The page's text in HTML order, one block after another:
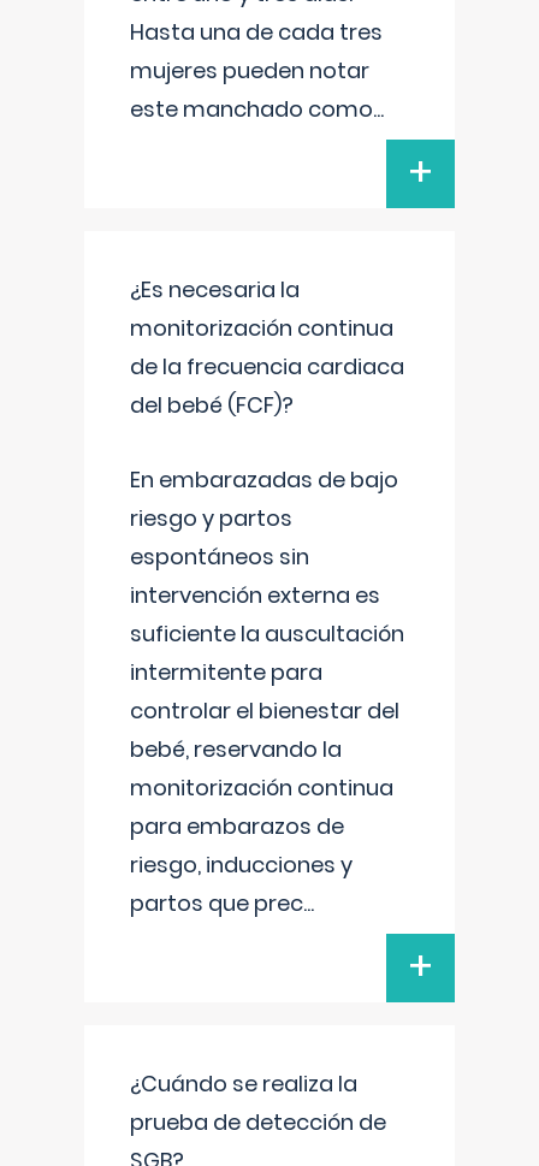
Hasta una de cada tres
mujeres pueden notar
este manchado como...
+
¿Es necesaria la
monitorización continua
de la frecuencia cardiaca
del bebé (FCF)?
En embarazadas de bajo
riesgo y partos
espontáneos sin
intervención externa es
suficiente la auscultación
intermitente para
controlar el bienestar del
bebé, reservando la
monitorización continua
para embarazos de
riesgo, inducciones y
partos que prec...
+
¿Cuándo se realiza la
prueba de detección de